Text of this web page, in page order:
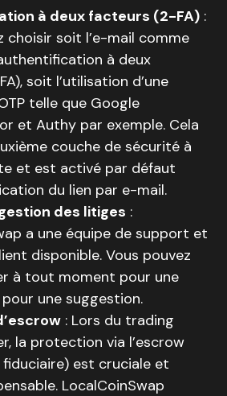
à deux facteurs (2-FA) :
choisir soit l’e-mail comme
à deux
soit l’utilisation d’une
telle que Google
et Authy par exemple. Cela
couche de sécurité à
et est activé par défaut
du lien par e-mail.
des litiges :
a une équipe de support et
disponible. Vous pouvez
à tout moment pour une
une suggestion.
: Lors du trading
la protection via l’escrow
est cruciale et
LocalCoinSwap